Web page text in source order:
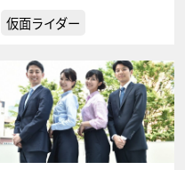
仮面ライダー